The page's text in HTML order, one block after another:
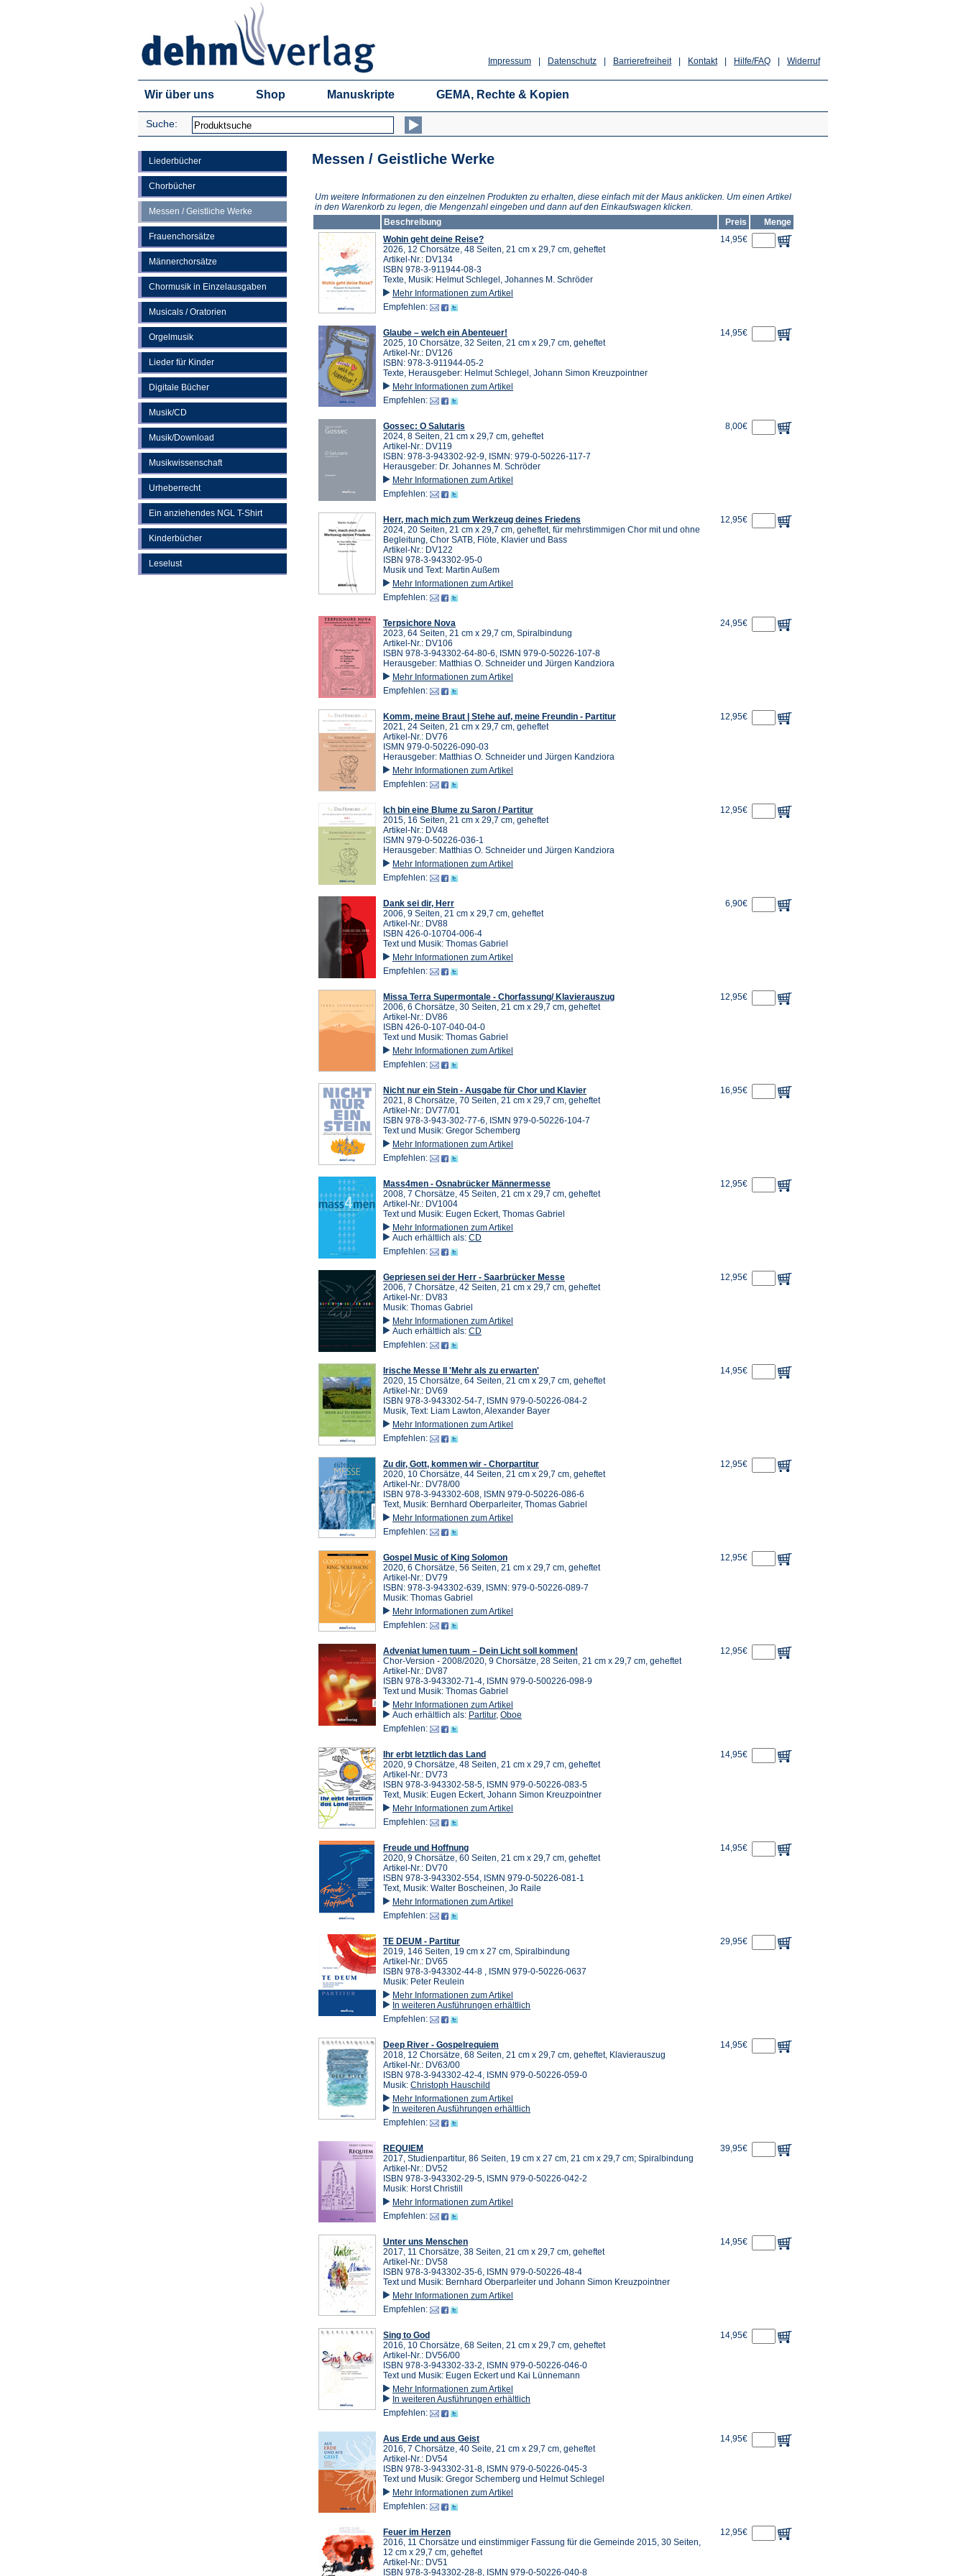
Widerruf
Hilfe/FAQ
Kontakt
Barrierefreiheit
Datenschutz
Impressum
Wir über uns Shop Manuskripte GEMA, Rechte & Kopien
Suche:
Liederbücher
Chorbücher
Messen / Geistliche Werke
Frauenchorsätze
Männerchorsätze
Chormusik in Einzelausgaben
Musicals / Oratorien
Orgelmusik
Lieder für Kinder
Digitale Bücher
Musik/CD
Musik/Download
Musikwissenschaft
Urheberrecht
Ein anziehendes NGL T-Shirt
Kinderbücher
Leselust
Messen / Geistliche Werke
Um weitere Informationen zu den einzelnen Produkten zu erhalten, diese einfach mit der Maus anklicken. Um einen Artikel
in den Warenkorb zu legen, die Mengenzahl eingeben und dann auf den Einkaufswagen klicken.
Beschreibung
Preis
Menge
Wohin geht deine Reise?
2026, 12 Chorsätze, 48 Seiten, 21 cm x 29,7 cm, geheftet
Artikel-Nr.: DV134
ISBN 978-3-911944-08-3
Texte, Musik: Helmut Schlegel, Johannes M. Schröder
Mehr Informationen zum Artikel
Empfehlen:
14,95€
Glaube – welch ein Abenteuer!
2025, 10 Chorsätze, 32 Seiten, 21 cm x 29,7 cm, geheftet
Artikel-Nr.: DV126
ISBN: 978-3-911944-05-2
Texte, Herausgeber: Helmut Schlegel, Johann Simon Kreuzpointner
Mehr Informationen zum Artikel
Empfehlen:
14,95€
Gossec: O Salutaris
2024, 8 Seiten, 21 cm x 29,7 cm, geheftet
Artikel-Nr.: DV119
ISBN: 978-3-943302-92-9, ISMN: 979-0-50226-117-7
Herausgeber: Dr. Johannes M. Schröder
Mehr Informationen zum Artikel
Empfehlen:
8,00€
Herr, mach mich zum Werkzeug deines Friedens
2024, 20 Seiten, 21 cm x 29,7 cm, geheftet, für mehrstimmigen Chor mit und ohne
Begleitung, Chor SATB, Flöte, Klavier und Bass
Artikel-Nr.: DV122
ISBN 978-3-943302-95-0
Musik und Text: Martin Außem
Mehr Informationen zum Artikel
Empfehlen:
12,95€
Terpsichore Nova
2023, 64 Seiten, 21 cm x 29,7 cm, Spiralbindung
Artikel-Nr.: DV106
ISBN 978-3-943302-64-80-6, ISMN 979-0-50226-107-8
Herausgeber: Matthias O. Schneider und Jürgen Kandziora
Mehr Informationen zum Artikel
Empfehlen:
24,95€
Komm, meine Braut | Stehe auf, meine Freundin - Partitur
2021, 24 Seiten, 21 cm x 29,7 cm, geheftet
Artikel-Nr.: DV76
ISMN 979-0-50226-090-03
Herausgeber: Matthias O. Schneider und Jürgen Kandziora
Mehr Informationen zum Artikel
Empfehlen:
12,95€
Ich bin eine Blume zu Saron / Partitur
2015, 16 Seiten, 21 cm x 29,7 cm, geheftet
Artikel-Nr.: DV48
ISMN 979-0-50226-036-1
Herausgeber: Matthias O. Schneider und Jürgen Kandziora
Mehr Informationen zum Artikel
Empfehlen:
12,95€
Dank sei dir, Herr
2006, 9 Seiten, 21 cm x 29,7 cm, geheftet
Artikel-Nr.: DV88
ISBN 426-0-10704-006-4
Text und Musik: Thomas Gabriel
Mehr Informationen zum Artikel
Empfehlen:
6,90€
Missa Terra Supermontale - Chorfassung/ Klavierauszug
2006, 6 Chorsätze, 30 Seiten, 21 cm x 29,7 cm, geheftet
Artikel-Nr.: DV86
ISBN 426-0-107-040-04-0
Text und Musik: Thomas Gabriel
Mehr Informationen zum Artikel
Empfehlen:
12,95€
Nicht nur ein Stein - Ausgabe für Chor und Klavier
2021, 8 Chorsätze, 70 Seiten, 21 cm x 29,7 cm, geheftet
Artikel-Nr.: DV77/01
ISBN 978-3-943-302-77-6, ISMN 979-0-50226-104-7
Text und Musik: Gregor Schemberg
Mehr Informationen zum Artikel
Empfehlen:
16,95€
Mass4men - Osnabrücker Männermesse
2008, 7 Chorsätze, 45 Seiten, 21 cm x 29,7 cm, geheftet
Artikel-Nr.: DV1004
Text und Musik: Eugen Eckert, Thomas Gabriel
Mehr Informationen zum Artikel
Auch erhältlich als: CD
Empfehlen:
12,95€
Gepriesen sei der Herr - Saarbrücker Messe
2006, 7 Chorsätze, 42 Seiten, 21 cm x 29,7 cm, geheftet
Artikel-Nr.: DV83
Musik: Thomas Gabriel
Mehr Informationen zum Artikel
Auch erhältlich als: CD
Empfehlen:
12,95€
Irische Messe II 'Mehr als zu erwarten'
2020, 15 Chorsätze, 64 Seiten, 21 cm x 29,7 cm, geheftet
Artikel-Nr.: DV69
ISBN 978-3-943302-54-7, ISMN 979-0-50226-084-2
Musik, Text: Liam Lawton, Alexander Bayer
Mehr Informationen zum Artikel
Empfehlen:
14,95€
Zu dir, Gott, kommen wir - Chorpartitur
2020, 10 Chorsätze, 44 Seiten, 21 cm x 29,7 cm, geheftet
Artikel-Nr.: DV78/00
ISBN 978-3-943302-608, ISMN 979-0-50226-086-6
Text, Musik: Bernhard Oberparleiter, Thomas Gabriel
Mehr Informationen zum Artikel
Empfehlen:
12,95€
Gospel Music of King Solomon
2020, 6 Chorsätze, 56 Seiten, 21 cm x 29,7 cm, geheftet
Artikel-Nr.: DV79
ISBN: 978-3-943302-639, ISMN: 979-0-50226-089-7
Musik: Thomas Gabriel
Mehr Informationen zum Artikel
Empfehlen:
12,95€
Adveniat lumen tuum – Dein Licht soll kommen!
Chor-Version - 2008/2020, 9 Chorsätze, 28 Seiten, 21 cm x 29,7 cm, geheftet
Artikel-Nr.: DV87
ISBN 978-3-943302-71-4, ISMN 979-0-500226-098-9
Text und Musik: Thomas Gabriel
Mehr Informationen zum Artikel
Auch erhältlich als: Partitur, Oboe
Empfehlen:
12,95€
Ihr erbt letztlich das Land
2020, 9 Chorsätze, 48 Seiten, 21 cm x 29,7 cm, geheftet
Artikel-Nr.: DV73
ISBN 978-3-943302-58-5, ISMN 979-0-50226-083-5
Text, Musik: Eugen Eckert, Johann Simon Kreuzpointner
Mehr Informationen zum Artikel
Empfehlen:
14,95€
Freude und Hoffnung
2020, 9 Chorsätze, 60 Seiten, 21 cm x 29,7 cm, geheftet
Artikel-Nr.: DV70
ISBN 978-3-943302-554, ISMN 979-0-50226-081-1
Text, Musik: Walter Boscheinen, Jo Raile
Mehr Informationen zum Artikel
Empfehlen:
14,95€
TE DEUM - Partitur
2019, 146 Seiten, 19 cm x 27 cm, Spiralbindung
Artikel-Nr.: DV65
ISBN 978-3-943302-44-8 , ISMN 979-0-50226-0637
Musik: Peter Reulein
Mehr Informationen zum Artikel
In weiteren Ausführungen erhältlich
Empfehlen:
29,95€
Deep River - Gospelrequiem
2018, 12 Chorsätze, 68 Seiten, 21 cm x 29,7 cm, geheftet, Klavierauszug
Artikel-Nr.: DV63/00
ISBN 978-3-943302-42-4, ISMN 979-0-50226-059-0
Musik: Christoph Hauschild
Mehr Informationen zum Artikel
In weiteren Ausführungen erhältlich
Empfehlen:
14,95€
REQUIEM
2017, Studienpartitur, 86 Seiten, 19 cm x 27 cm, 21 cm x 29,7 cm; Spiralbindung
Artikel-Nr.: DV52
ISBN 978-3-943302-29-5, ISMN 979-0-50226-042-2
Musik: Horst Christill
Mehr Informationen zum Artikel
Empfehlen:
39,95€
Unter uns Menschen
2017, 11 Chorsätze, 38 Seiten, 21 cm x 29,7 cm, geheftet
Artikel-Nr.: DV58
ISBN 978-3-943302-35-6, ISMN 979-0-50226-48-4
Text und Musik: Bernhard Oberparleiter und Johann Simon Kreuzpointner
Mehr Informationen zum Artikel
Empfehlen:
14,95€
Sing to God
2016, 10 Chorsätze, 68 Seiten, 21 cm x 29,7 cm, geheftet
Artikel-Nr.: DV56/00
ISBN 978-3-943302-33-2, ISMN 979-0-50226-046-0
Text und Musik: Eugen Eckert und Kai Lünnemann
Mehr Informationen zum Artikel
In weiteren Ausführungen erhältlich
Empfehlen:
14,95€
Aus Erde und aus Geist
2016, 7 Chorsätze, 40 Seite, 21 cm x 29,7 cm, geheftet
Artikel-Nr.: DV54
ISBN 978-3-943302-31-8, ISMN 979-0-50226-045-3
Text und Musik: Gregor Schemberg und Helmut Schlegel
Mehr Informationen zum Artikel
Empfehlen:
14,95€
Feuer im Herzen
2016, 11 Chorsätze und einstimmiger Fassung für die Gemeinde 2015, 30 Seiten,
12 cm x 29,7 cm, geheftet
Artikel-Nr.: DV51
ISBN 978-3-943302-28-8, ISMN 979-0-50226-040-8
12,95€